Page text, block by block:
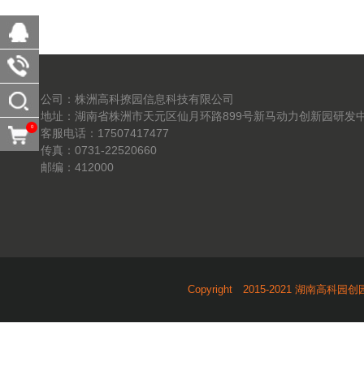
公司：株洲高科撩园信息科技有限公司
地址：湖南省株洲市天元区仙月环路899号新马动力创新园研发
客服电话：17507417477
传真：0731-22520660
邮编：412000
Copyright 2015-2021 湖南高科园创
0